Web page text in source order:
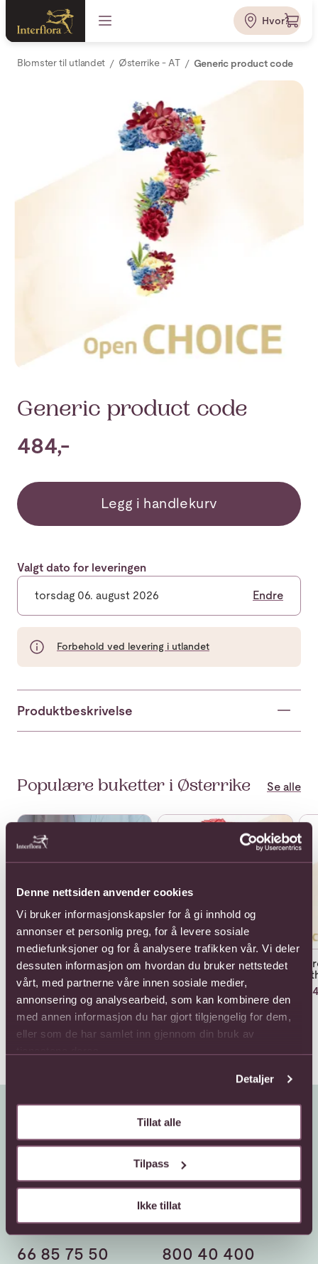
Denne nettsiden anvender cookies
Vi bruker informasjonskapsler for å gi innhold og
annonser et personlig preg, for å levere sosiale
mediefunksjoner og for å analysere trafikken vår. Vi deler
dessuten informasjon om hvordan du bruker nettstedet
vårt, med partnerne våre innen sosiale medier,
annonsering og analysearbeid, som kan kombinere den
med annen informasjon du har gjort tilgjengelig for dem,
eller som de har samlet inn gjennom din bruk av
Detaljer
Tillat alle
Tilpass
Ikke tillat
Hvor?
Blomster til utlandet Østerrike - AT Generic product code
Generic product code
484,-
Legg i handlekurv
Valgt dato for leveringen
torsdag 06. august 2026 Endre
Forbehold ved levering i utlandet
Produktbeskrivelse
Populære buketter i Østerrike Se alle
Se mer om 12 Red Roses with greenery
12 Red Roses with
greenery
Fra 1221,-
Se mer om 12 Roses long
12 Roses long stem
935,-
Se
Kundeservice
66 85 75 50 800 40 400